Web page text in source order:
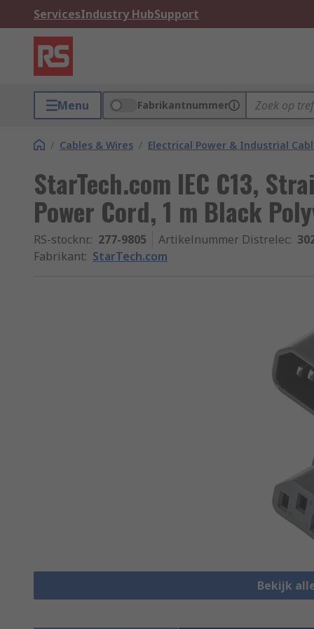
ServicesIndustry HubSupport
Menu Fabrikantnummer
/ Cables & Wires / Electrical Power & Industrial
StarTech.com IEC C13,
Power Cord, 1 m Black
RS-stocknr.: 277-9805 Artikelnummer Distrelec:
Fabrikant: StarTech.com
Bekijk